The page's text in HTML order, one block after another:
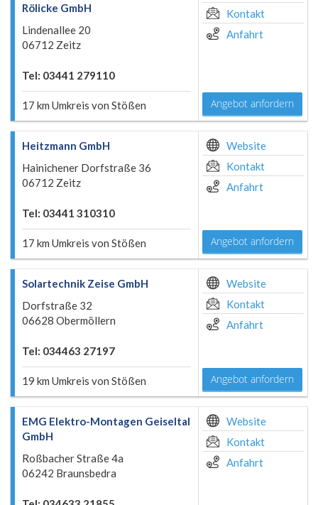
Rölicke GmbH
Lindenallee 20
06712 Zeitz
Tel: 03441 279110
17 km Umkreis von Stößen
Kontakt
Anfahrt
Angebot anfordern
Heitzmann GmbH
Hainichener Dorfstraße 36
06712 Zeitz
Tel: 03441 310310
17 km Umkreis von Stößen
Website
Kontakt
Anfahrt
Angebot anfordern
Solartechnik Zeise GmbH
Dorfstraße 32
06628 Obermöllern
Tel: 034463 27197
19 km Umkreis von Stößen
Website
Kontakt
Anfahrt
Angebot anfordern
EMG Elektro-Montagen Geiseltal
GmbH
Roßbacher Straße 4a
06242 Braunsbedra
Website
Kontakt
Anfahrt